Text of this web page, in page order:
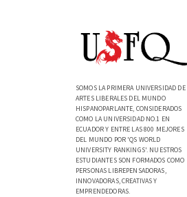
SOMOS LA PRIMERA UNIVERSIDAD DE
ARTES LIBERALES DEL MUNDO
HISPANOPARLANTE, CONSIDERADOS
COMO LA UNIVERSIDAD NO.1 EN
ECUADOR Y ENTRE LAS 800 MEJORES
DEL MUNDO POR 'QS WORLD
UNIVERSITY RANKINGS'. NUESTROS
ESTUDIANTES SON FORMADOS COMO
PERSONAS LIBREPENSADORAS,
INNOVADORAS, CREATIVAS Y
EMPRENDEDORAS.